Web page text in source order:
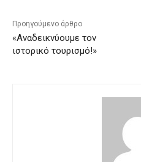
Προηγούμενο άρθρο
«Αναδεικνύουμε τον
ιστορικό τουρισμό!»